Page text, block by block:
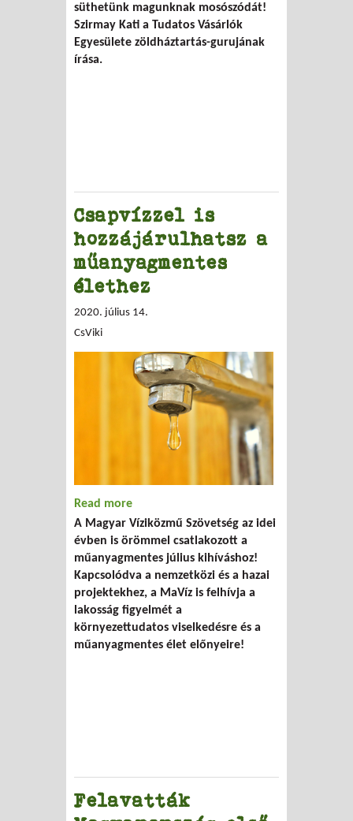
süthetünk magunknak mosószódát!
Szirmay Kati a Tudatos Vásárlók
Egyesülete zöldháztartás-gurujának
írása.
Csapvízzel is
hozzájárulhatsz a
műanyagmentes
élethez
2020. július 14.
CsViki
Read more
műanyagmentes élethez
A Magyar Víziközmű Szövetség az idei
évben is örömmel csatlakozott a
műanyagmentes július kihíváshoz!
Kapcsolódva a nemzetközi és a hazai
projektekhez, a MaVíz is felhívja a
lakosság figyelmét a
környezettudatos viselkedésre és a
műanyagmentes élet előnyeire!
Felavatták